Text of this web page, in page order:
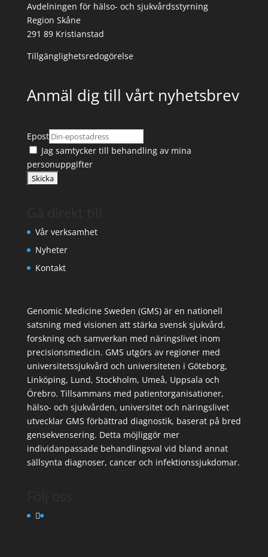
Avdelningen för hälso- och sjukvårdsstyrning
Region Skåne
291 89 Kristianstad
Tillgänglighetsredogörelse
Anmäl dig till vårt nyhetsbrev
Epost
Jag samtycker till behandling av mina
personuppgifter
Vår verksamhet
Nyheter
Kontakt
Genomic Medicine Sweden (GMS) är en nationell
satsning med visionen att stärka svensk sjukvård,
forskning och samverkan med näringslivet inom
precisionsmedicin. GMS utgörs av regioner med
universitetssjukvård och universiteten i Göteborg,
Linköping, Lund, Stockholm, Umeå, Uppsala och
Örebro. Tillsammans med patientorganisationer,
hälso- och sjukvården, universitet och näringslivet
utvecklar GMS förbättrad diagnostik, baserat på bred
gensekvensering. Detta möjliggör mer
individanpassade behandlingsval vid bland annat
sällsynta diagnoser, cancer och infektionssjukdomar.